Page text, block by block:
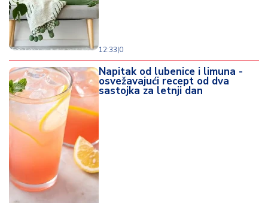
12:33|0
Napitak od lubenice i limuna -
osvežavajući recept od dva
sastojka za letnji dan